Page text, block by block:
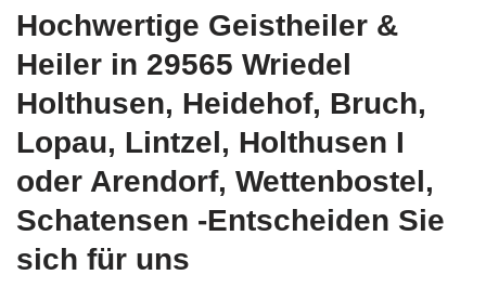
Hochwertige Geistheiler &
Heiler in 29565 Wriedel
Holthusen, Heidehof, Bruch,
Lopau, Lintzel, Holthusen I
oder Arendorf, Wettenbostel,
Schatensen -Entscheiden Sie
sich für uns